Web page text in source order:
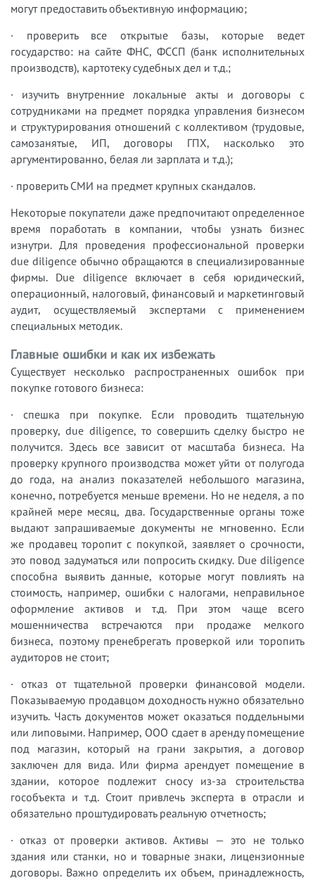
могут предоставить объективную информацию;
· проверить все открытые базы, которые ведет
государство: на сайте ФНС, ФССП (банк исполнительных
производств), картотеку судебных дел и т.д.;
· изучить внутренние локальные акты и договоры с
сотрудниками на предмет порядка управления бизнесом
и структурирования отношений с коллективом (трудовые,
самозанятые, ИП, договоры ГПХ, насколько это
аргументированно, белая ли зарплата и т.д.);
· проверить СМИ на предмет крупных скандалов.
Некоторые покупатели даже предпочитают определенное
время поработать в компании, чтобы узнать бизнес
изнутри. Для проведения профессиональной проверки
due diligence обычно обращаются в специализированные
фирмы. Due diligence включает в себя юридический,
операционный, налоговый, финансовый и маркетинговый
аудит, осуществляемый экспертами с применением
специальных методик.
Главные ошибки и как их избежать
Существует несколько распространенных ошибок при
покупке готового бизнеса:
· спешка при покупке. Если проводить тщательную
проверку, due diligence, то совершить сделку быстро не
получится. Здесь все зависит от масштаба бизнеса. На
проверку крупного производства может уйти от полугода
до года, на анализ показателей небольшого магазина,
конечно, потребуется меньше времени. Но не неделя, а по
крайней мере месяц, два. Государственные органы тоже
выдают запрашиваемые документы не мгновенно. Если
же продавец торопит с покупкой, заявляет о срочности,
это повод задуматься или попросить скидку. Due diligence
способна выявить данные, которые могут повлиять на
стоимость, например, ошибки с налогами, неправильное
оформление активов и т.д. При этом чаще всего
мошенничества встречаются при продаже мелкого
бизнеса, поэтому пренебрегать проверкой или торопить
аудиторов не стоит;
· отказ от тщательной проверки финансовой модели.
Показываемую продавцом доходность нужно обязательно
изучить. Часть документов может оказаться поддельными
или липовыми. Например, ООО сдает в аренду помещение
под магазин, который на грани закрытия, а договор
заключен для вида. Или фирма арендует помещение в
здании, которое подлежит сносу из-за строительства
гособъекта и т.д. Стоит привлечь эксперта в отрасли и
обязательно проштудировать реальную отчетность;
· отказ от проверки активов. Активы — это не только
здания или станки, но и товарные знаки, лицензионные
договоры. Важно определить их объем, принадлежность,